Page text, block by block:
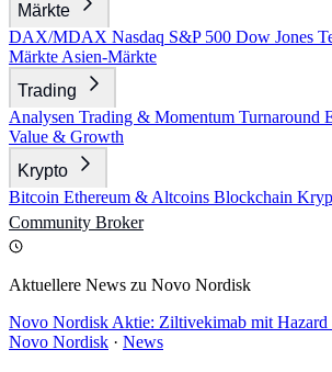
Märkte
DAX/MDAX Nasdaq S&P 500 Dow Jones
Märkte Asien-Märkte
Trading
Analysen Trading & Momentum Turnaround
Value & Growth
Krypto
Bitcoin Ethereum & Altcoins Blockchain
Community Broker
Aktuellere News zu Novo Nordisk
Novo Nordisk Aktie: Ziltivekimab mit
Novo Nordisk · News